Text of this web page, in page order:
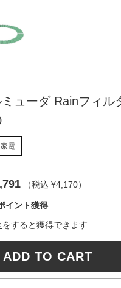
ューダ Rainフィル
電
（税込 ¥4,170）
イント獲得
をすると獲得できます
TO CART